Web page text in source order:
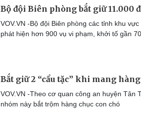
Bộ đội Biên phòng bắt giữ 11.000
VOV.VN -Bộ đội Biên phòng các tỉnh khu
phát hiện hơn 900 vụ vi phạm, khởi tố gần 70
Bắt giữ 2 “cẩu tặc” khi mang
VOV.VN -Theo cơ quan công an huyện Tân
nhóm này bắt trộm hàng chục con chó